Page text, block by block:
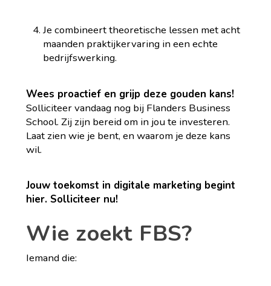
Je combineert theoretische lessen met acht
maanden praktijkervaring in een echte
bedrijfswerking.
Wees proactief en grijp deze gouden kans!
Solliciteer vandaag nog bij Flanders Business
School. Zij zijn bereid om in jou te investeren.
Laat zien wie je bent, en waarom je deze kans
wil.
Jouw toekomst in digitale marketing begint
hier. Solliciteer nu!
Wie zoekt FBS?
Iemand die: